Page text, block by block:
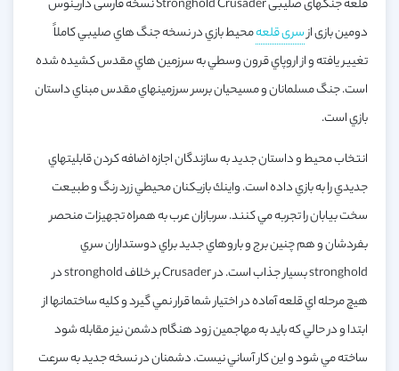
قلعه جنگهای صلیبی Stronghold Crusader نسخه فارسی دارینوس
دومین بازی ازسری قلعهمحيط بازي در نسخه جنگ هاي صليبي كاملاً
تغيير يافته و از اروپاي قرون وسطي به سرزمين هاي مقدس كشيده شده
است. جنگ مسلمانان و مسيحيان برسر سرزمينهاي مقدس مبناي داستان
بازي است.
انتخاب محيط و داستان جديد به سازندگان اجازه اضافه كردن قابليتهاي
جديدي را به بازي داده است. واينك بازيكنان محيطي زرد رنگ و طبيعت
سخت بيابان را تجربه مي كنند. سربازان عرب به همراه تجهيزات منحصر
بفردشان و هم چنين برج و باروهاي جديد براي دوستداران سري
stronghold بسيار جذاب است. در Crusader بر خلاف stronghold در
هيچ مرحله اي قلعه آماده در اختيار شما قرار نمي گيرد و كليه ساختمانها از
ابتدا و در حالي كه بايد به مهاجمين زود هنگام دشمن نيز مقابله شود
ساخته مي شود و اين كار آساني نيست. دشمنان در نسخه جديد به سرعت